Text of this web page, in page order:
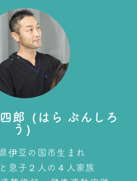
郎（はら ぶんしろ
う）
伊豆の国市生まれ
息子２人の４人家族